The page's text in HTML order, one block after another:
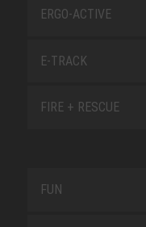
ERGO-ACTIVE
E-TRACK
FIRE + RESCUE
FUN